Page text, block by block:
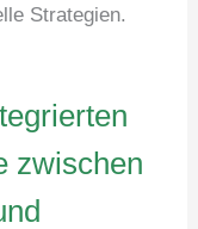
Strategien.
zwischen